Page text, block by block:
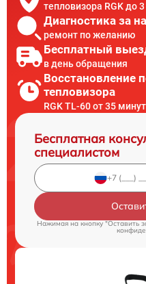
тепловизора RGK до
Диагностика за
ремонт по желанию
Бесплатный
в день обращения
Восстановление
тепловизора
RGK TL-60 от 35 минут
Бесплатная
специалистом
Нажимая на кнопку "Оставить